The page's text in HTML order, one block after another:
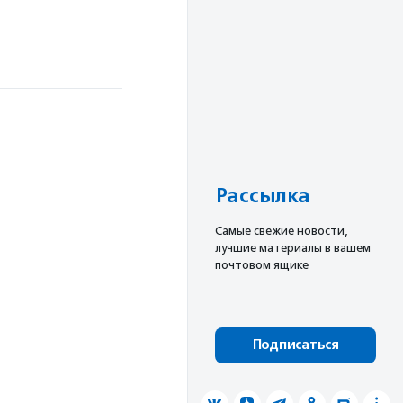
Рассылка
Cамые свежие новости,
лучшие материалы в вашем
почтовом ящике
Подписаться